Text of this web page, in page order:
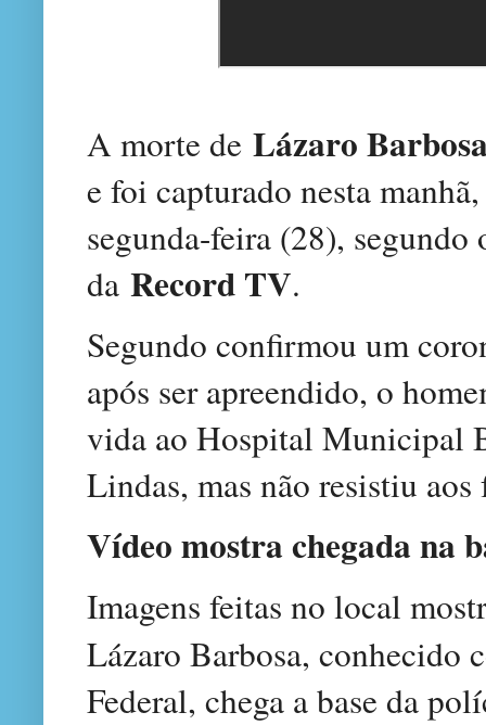
A morte de Lázaro
e foi capturado nesta
segunda-feira (28),
da Record TV.
Segundo confirmou um
após ser apreendido, o
vida ao Hospital Municipal
Lindas, mas não resistiu
Vídeo mostra chegada na
Imagens feitas no local
Lázaro Barbosa, conhecido
Federal, chega a base da